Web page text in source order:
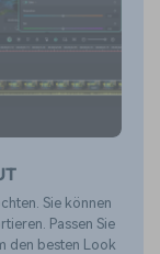
Sie können
Passen Sie
den besten Look